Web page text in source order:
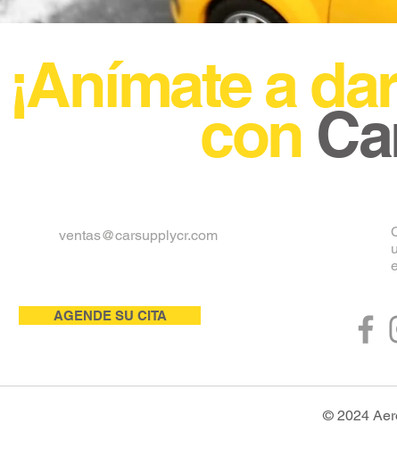
¡Anímate a
con
ventas@carsupplycr.com
AGENDE SU CITA
© 2024